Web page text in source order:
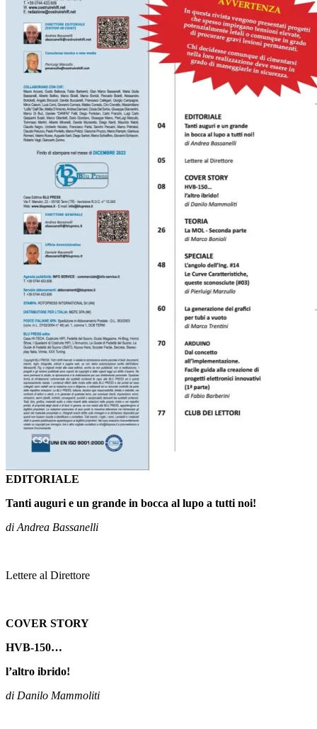
EDITORIALE
Tanti auguri e un grande in bocca al lupo a tutti noi!
di Andrea Bassanelli
Lettere al Direttore
COVER STORY
HVB-150…
l’altro ibrido!
di Danilo Mammoliti